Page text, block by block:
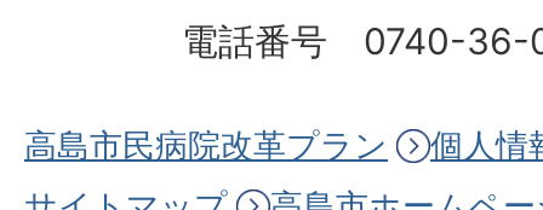
電話番号 0740-36-
高島市民病院改革プラン
個人情